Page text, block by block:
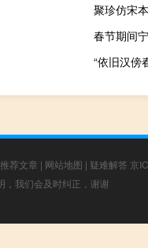
聚珍仿宋
春节期间
“依旧汉傍
荐文章 | 网站地图 | 疑难解答 京
，我们会及时纠正，谢谢